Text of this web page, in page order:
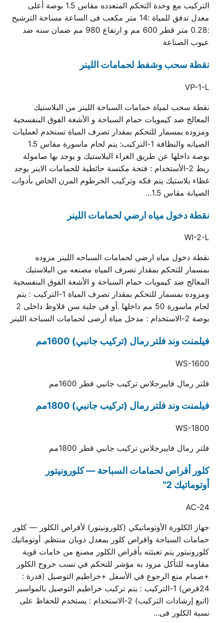
التركيب مع وحدة التحكم المتعدده مقاس 1.5 بوصة أعلى
معدل تدفق للمياة :14 متر مكعب فى الساعة مساحة الترشيح
:0.28 متر قطر 600 مم و ارتفاع 980 مم ضمان سنه ضد
عيوب الصناعة
نقطة سحب وشفط لحمامات اللينر
VP-1-L
نقطة سحب لمياة حمامات السباحة اللينر من البلاستيك
المعالج ضد كيمويات حمام السباحة و الأشعة الفوق البنفسجية
ومزوده بمسمار للتحكم بمقدار تصرف المياة تستخدم لعمليات
الصيانه والنظافة 1-التركيب: يتم لحام ماسورة مقاس 1.5
بوصة داخلها عن طريق الغراء البلاستيك و يوجد بها صامولة
ربط 2-الأستخدام : فتحة مكنسة حائطية للحمامات الاينر يوجد
غطاء بلاستيك يتم فكه وتركيب الخرطوم المرن الخاص بأدوات
الصيانة مقاس 1.5...
نقطة دخول مياه ارضي لحمامات اللينر
WI-2-L
نقطة دخول مياه ارضي لحمامات السباحه اللينر مزوده
بمسمار للتحكم بمقدار تصرف المياه مصنعه من البلاستيك
المعالج ضد كيمويات حمام السباحة و الأشعة الفوق البنفسجية
ومزوده بمسمار للتحكم بمقدار تصرف المياة 1-التركيب : يتم
لحام ماسورة 50 مم داخلها .أو في جلبة سن قلاوظ داخلى 2
بوصة 2-الاستخدام : مدخل مياة أرضى لحمامات السباحة اللينر
فيلمنت وند فلتر رمال (تركيب جانبي) 1600مم
WS-1600
فلتر رمال فايبرجلاس تركيب جانبي قطر 1600مم
فيلمنت وند فلتر رمال (تركيب جانبي) 1800مم
WS-1800
فلتر رمال فايبرجلاس تركيب جانبي قطر 1800مم
كلور أقراص لحمامات السباحة — كلورونيتور
أوتوماتيك 2"
AC-24
جهاز الكلورة الأوتوماتيكي (كلورونيتور) لأقراص الكلور — كلور
حمامات السباحة واقراص كلور بمعدل ذوبان منتظم. أوتوماتيك
كلورونيتور يتم تعبئته بأقراص الكلور مصنع من خامات قوية
مقاومه للتأكل مزود به مؤشر للتحكم في نسب خروج الكلور
+صمام منع الرجوع في الأسفل +خراطيم التوصيل (قدرة :
24قرص) 1-التركيب : يتم تركيب خراطيم التوصيل بالمواسير
(اتبع إرشادات التركيب) 2-الاستخدام : يستخدم للحفاظ على
نسبة الكلور فى...